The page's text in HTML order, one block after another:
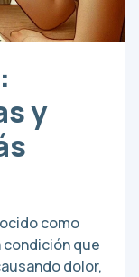
y
como
que
dolor,